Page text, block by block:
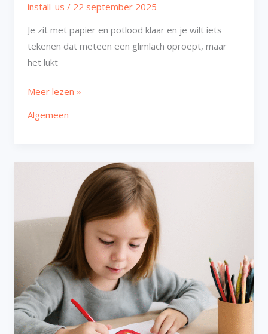
install_us / 22 september 2025
Je zit met papier en potlood klaar en je wilt iets
tekenen dat meteen een glimlach oproept, maar
het lukt
Meer lezen »
Algemeen